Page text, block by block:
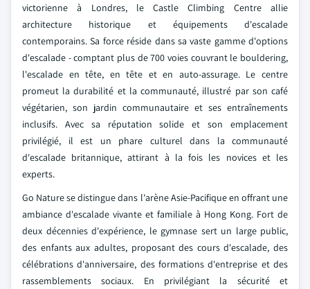
victorienne à Londres, le Castle Climbing Centre allie
architecture historique et équipements d'escalade
contemporains. Sa force réside dans sa vaste gamme d'options
d'escalade - comptant plus de 700 voies couvrant le bouldering,
l'escalade en tête, en tête et en auto-assurage. Le centre
promeut la durabilité et la communauté, illustré par son café
végétarien, son jardin communautaire et ses entraînements
inclusifs. Avec sa réputation solide et son emplacement
privilégié, il est un phare culturel dans la communauté
d'escalade britannique, attirant à la fois les novices et les
experts.
Go Nature se distingue dans l'arène Asie-Pacifique en offrant une
ambiance d'escalade vivante et familiale à Hong Kong. Fort de
deux décennies d'expérience, le gymnase sert un large public,
des enfants aux adultes, proposant des cours d'escalade, des
célébrations d'anniversaire, des formations d'entreprise et des
rassemblements sociaux. En privilégiant la sécurité et